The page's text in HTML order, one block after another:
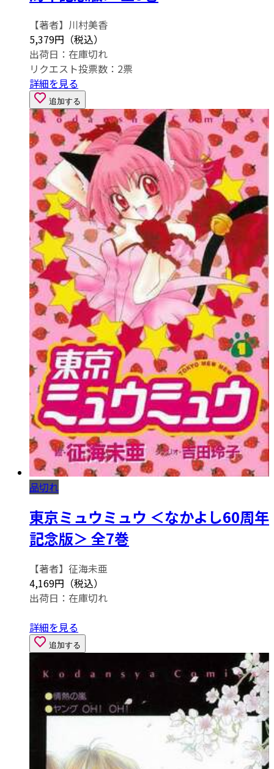
【著者】川村美香
5,379円（税込）
出荷日： 在庫切れ
リクエスト投票数： 2票
詳細を見る
追加する
品切れ
東京ミュウミュウ ＜なかよし60周年
記念版＞ 全7巻
【著者】征海未亜
4,169円（税込）
出荷日： 在庫切れ
詳細を見る
追加する